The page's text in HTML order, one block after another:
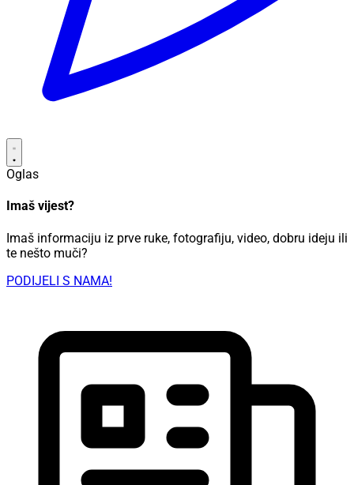
Oglas
Imaš vijest?
Imaš informaciju iz prve ruke, fotografiju, video, dobru ideju ili
te nešto muči?
PODIJELI S NAMA!